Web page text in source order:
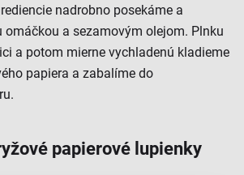
nadrobno posekáme a
a sezamovým olejom. Plnku
a potom mierne vychladenú kladieme
papiera a zabalíme do
papierové lupienky